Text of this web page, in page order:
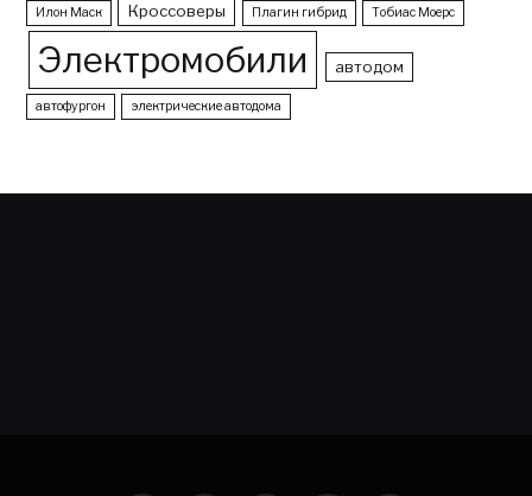
Илон Маск Кроссоверы Плагин гибрид Тобиас Моерс
Электромобили автодом
автофургон электрические автодома